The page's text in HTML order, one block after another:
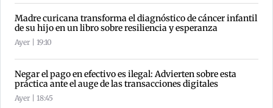
Madre curicana transforma el diagnóstico de cáncer infantil
de su hijo en un libro sobre resiliencia y esperanza
Ayer | 19:10
Negar el pago en efectivo es ilegal: Advierten sobre esta
práctica ante el auge de las transacciones digitales
Ayer | 18:45